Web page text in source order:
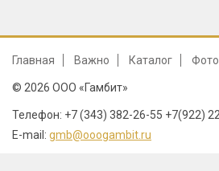
Главная Важно Каталог
© 2026 ООО «Гамбит»
Телефон: +7 (343) 382-26-55
E-mail: gmb@ooogambit.ru